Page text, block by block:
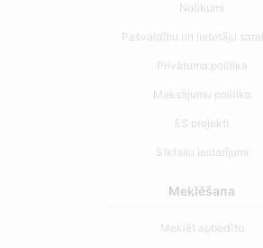
Notikumi
Pašvaldību un lietotāju
Privātuma politika
Maksājumu politika
ES projekti
Sīkfailu iestatījumi
Meklēšana
Meklēt apbedīto